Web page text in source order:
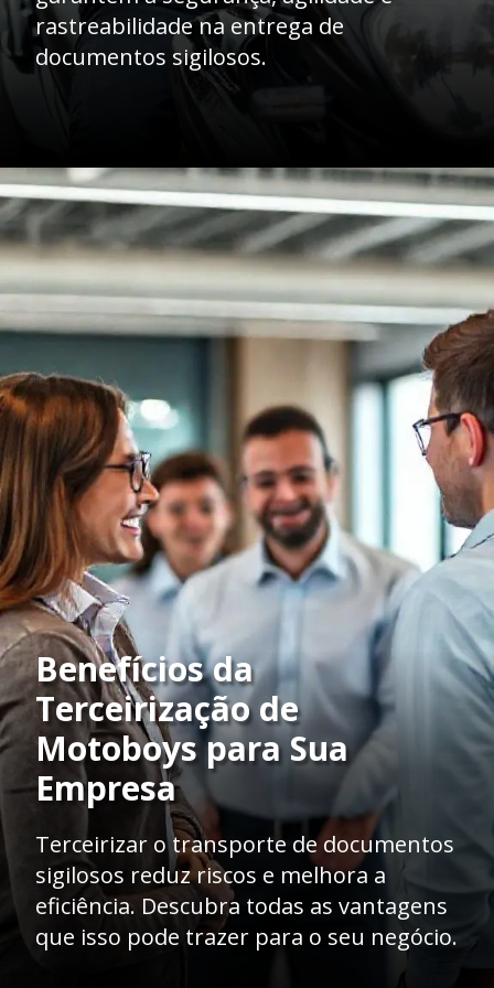
rastreabilidade na entrega de
documentos sigilosos.
Opening https://caasexpresss.com/motoboy-para-transporte-de-documentos-sigilosos/
Benefícios da
Terceirização de
Motoboys para Sua
Empresa
Terceirizar o transporte de documentos
sigilosos reduz riscos e melhora a
eficiência. Descubra todas as vantagens
que isso pode trazer para o seu negócio.